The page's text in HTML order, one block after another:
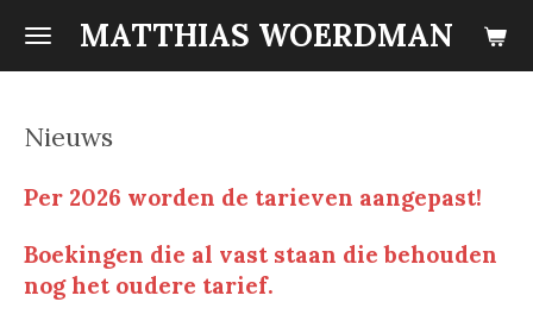
Ga
MATTHIAS WOERDMAN
Nieuws
Per 2026 worden de tarieven aangepast!
Boekingen die al vast staan die behouden
nog het oudere tarief.